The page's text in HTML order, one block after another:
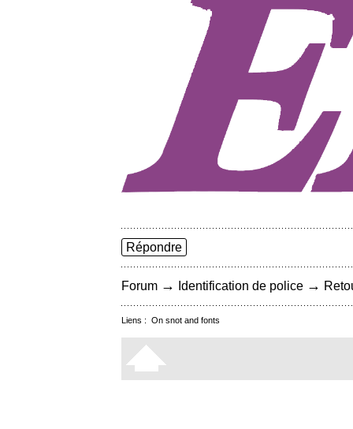
Répondre
Forum → Identification de police →
Liens : On snot and fonts